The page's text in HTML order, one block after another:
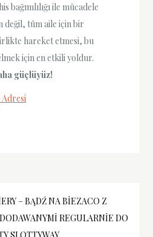
bağımlılığı ile mücadele
değil, tüm aile için bir
hareket etmesi, bu
için en etkili yoldur.
güçlüyüz!
Adresi
– BĄDŹ NA BIEZACO Z
REGULARNIE DO